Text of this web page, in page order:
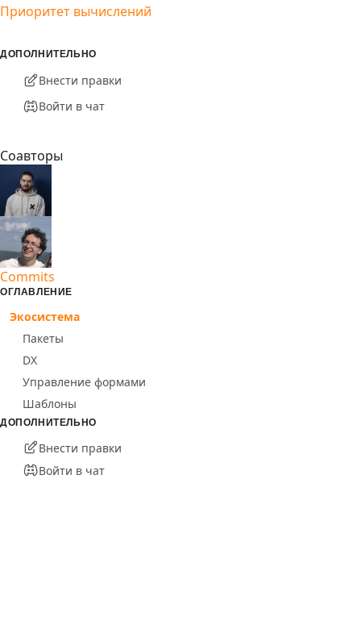
Приоритет вычислений
ДОПОЛНИТЕЛЬНО
Внести правки
Войти в чат
Соавторы
Commits
ОГЛАВЛЕНИЕ
Экосистема
Пакеты
DX
Управление формами
Шаблоны
ДОПОЛНИТЕЛЬНО
Внести правки
Войти в чат